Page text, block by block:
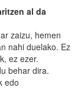
al da
zaizu, hemen
nahi duelako. Ez
ez ezer.
behar dira.
edo